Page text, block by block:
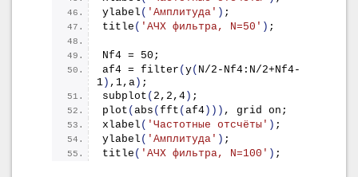
ylabel ( 'Амплитуда' ) ;
title ( 'АЧХ фильтра, N=50' ) ;
Nf4 = 50;
af4 = filter ( y( N/2-Nf4:N/2+Nf4-
1 ) ,1,a ) ;
subplot ( 2,2,4 ) ;
plot ( abs ( fft ( af4 ))) , grid on;
xlabel ( 'Частотные отсчёты' ) ;
ylabel ( 'Амплитуда' ) ;
title ( 'АЧХ фильтра, N=100' ) ;